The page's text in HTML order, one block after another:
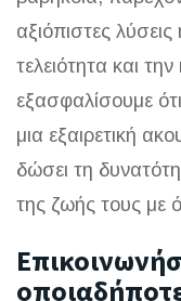
αξιόπιστες
τελειότητα και
εξασφαλίσουμε
μια εξαιρετική
δώσει τη
της ζωής τους με